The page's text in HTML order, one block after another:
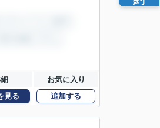
お気に入り
見る 追加する